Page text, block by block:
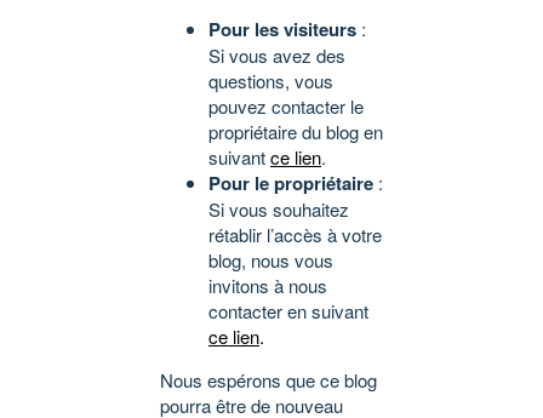
Pour les visiteurs :
Si vous avez des
questions, vous
pouvez contacter le
propriétaire du blog en
suivantce lien.
Pour le propriétaire :
Si vous souhaitez
rétablir l’accès à votre
blog, nous vous
invitons à nous
contacter en suivant
ce lien.
Nous espérons que ce blog
pourra être de nouveau